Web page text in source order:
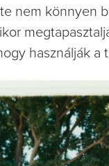
nem könnyen
használják a